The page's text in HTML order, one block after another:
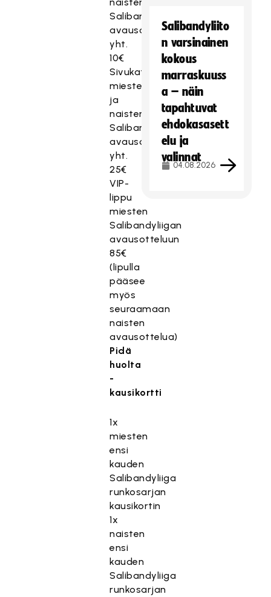
Salibandyliigan
avausotteluihin
yht.
10€
Sivukatsomolippu
miesten
ja
naisten
Salibandyliigan
avausotteluihin
yht.
25€
VIP-
lippu
miesten
Salibandyliigan
avausotteluun
85€
(lipulla
pääsee
myös
seuraamaan
naisten
avausottelua)
Pidä
huolta
-
kausikortti
1x
miesten
ensi
kauden
Salibandyliiga
runkosarjan
kausikortin
1x
naisten
ensi
kauden
Salibandyliiga
runkosarjan
Salibandyliito
n varsinainen
kokous
marraskuuss
a – näin
tapahtuvat
ehdokasasett
elu ja
valinnat
04.08.2026